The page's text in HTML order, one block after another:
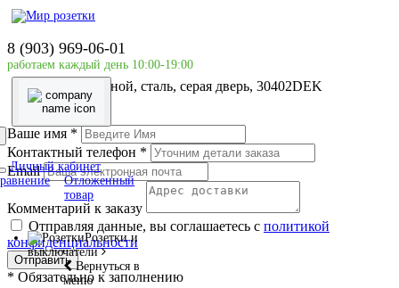
8 (903) 969-06-01
работаем каждый день 10:00-19:00
Личный кабинет
Отложенный
товар
Розетки и
выключатели
Вернуться в
меню
Главная страница
Наружной установки(накладной)
Распределительный шкаф DEKraft ЩРУН, 12 мод.,
IP31, навесной, сталь, серая дверь, 30402DEK
Ваше имя *
Контактный телефон *
Email
Комментарий к заказу
Отправляя данные, вы соглашаетесь с политикой
конфиденциальности
Отправить
* Обязательно к заполнению